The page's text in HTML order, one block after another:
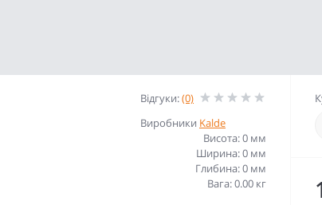
Відгуки:(0)
Виробники Kalde
Висота: 0 мм
Ширина: 0 мм
Глибина: 0 мм
Вага: 0.00 кг